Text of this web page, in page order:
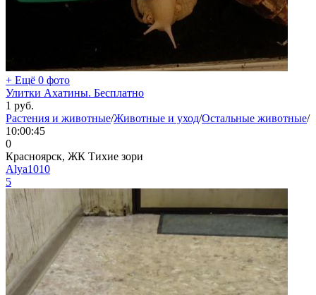
+ Ещё 0 фото
Улитки Ахатины. Бесплатно
1 руб.
Растения и животные/Животные и уход/Остальные животные/
10:00:45
0
Красноярск, ЖК Тихие зори
Alya1010
5